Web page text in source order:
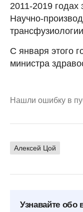
2011-2019 годах
Научно-
С января этого
министра
Нашли ошибку в
Алексей Цой
Узнавайте